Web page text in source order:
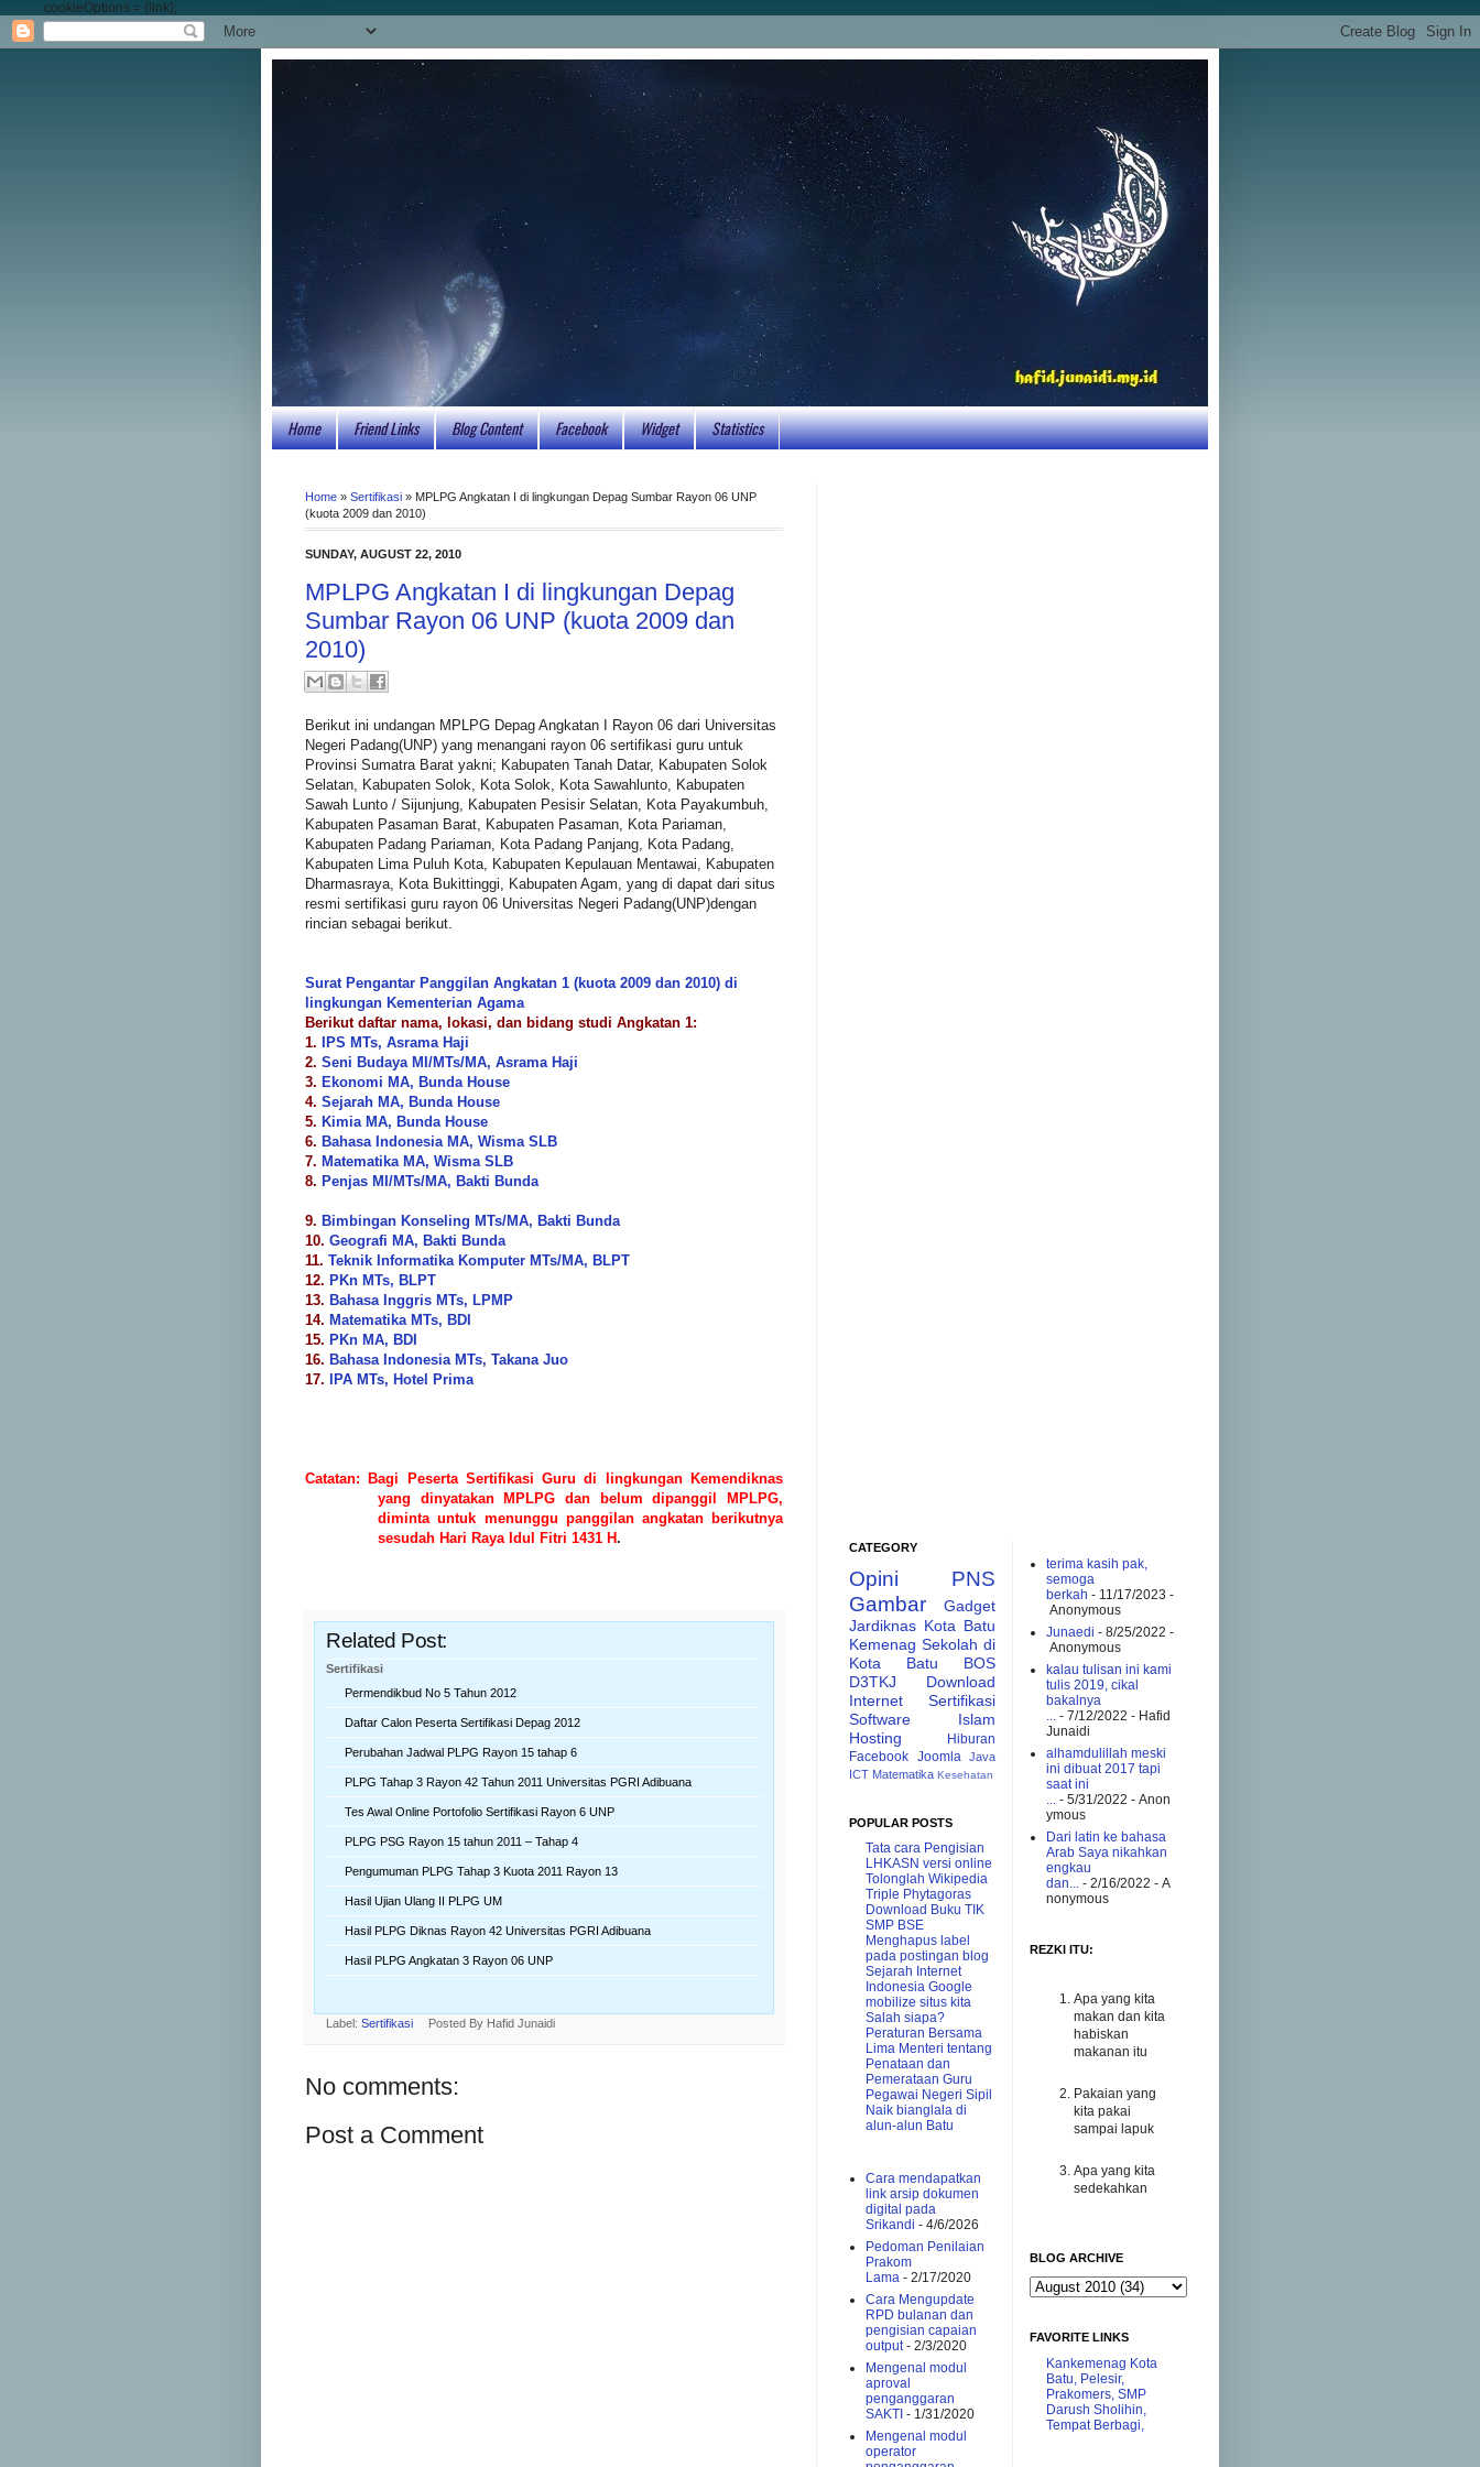
cookieOptions = {link};
Home Friend Links Blog Content Facebook Widget Statistics
Home » Sertifikasi » MPLPG Angkatan I di lingkungan Depag Sumbar Rayon 06 UNP
(kuota 2009 dan 2010)
SUNDAY, AUGUST 22, 2010
MPLPG Angkatan I di lingkungan Depag
Sumbar Rayon 06 UNP (kuota 2009 dan
2010)
Berikut ini undangan MPLPG Depag Angkatan I Rayon 06 dari Universitas
Negeri Padang(UNP) yang menangani rayon 06 sertifikasi guru untuk
Provinsi Sumatra Barat yakni; Kabupaten Tanah Datar, Kabupaten Solok
Selatan, Kabupaten Solok, Kota Solok, Kota Sawahlunto, Kabupaten
Sawah Lunto / Sijunjung, Kabupaten Pesisir Selatan, Kota Payakumbuh,
Kabupaten Pasaman Barat, Kabupaten Pasaman, Kota Pariaman,
Kabupaten Padang Pariaman, Kota Padang Panjang, Kota Padang,
Kabupaten Lima Puluh Kota, Kabupaten Kepulauan Mentawai, Kabupaten
Dharmasraya, Kota Bukittinggi, Kabupaten Agam, yang di dapat dari situs
resmi sertifikasi guru rayon 06 Universitas Negeri Padang(UNP)dengan
rincian sebagai berikut.
Surat Pengantar Panggilan Angkatan 1 (kuota 2009 dan 2010) di
lingkungan Kementerian Agama
Berikut daftar nama, lokasi, dan bidang studi Angkatan 1:
1.
IPS MTs, Asrama Haji
2. Seni Budaya MI/MTs/MA, Asrama Haji
3. Ekonomi MA, Bunda House
4. Sejarah MA, Bunda House
5. Kimia MA, Bunda House
6. Bahasa Indonesia MA, Wisma SLB
7. Matematika MA, Wisma SLB
8. Penjas MI/MTs/MA, Bakti Bunda
9. Bimbingan Konseling MTs/MA, Bakti Bunda
10. Geografi MA, Bakti Bunda
11. Teknik Informatika Komputer MTs/MA, BLPT
12. PKn MTs, BLPT
13. Bahasa Inggris MTs, LPMP
14. Matematika MTs, BDI
15. PKn MA, BDI
16. Bahasa Indonesia MTs, Takana Juo
17.
IPA MTs, Hotel Prima
Catatan: Bagi Peserta Sertifikasi Guru di lingkungan Kemendiknas
yang dinyatakan MPLPG dan belum dipanggil MPLPG,
diminta untuk menunggu panggilan angkatan berikutnya
sesudah Hari Raya Idul Fitri 1431 H.
Related Post:
Sertifikasi
Permendikbud No 5 Tahun 2012
Daftar Calon Peserta Sertifikasi Depag 2012
Perubahan Jadwal PLPG Rayon 15 tahap 6
PLPG Tahap 3 Rayon 42 Tahun 2011 Universitas PGRI Adibuana
Tes Awal Online Portofolio Sertifikasi Rayon 6 UNP
PLPG PSG Rayon 15 tahun 2011 – Tahap 4
Pengumuman PLPG Tahap 3 Kuota 2011 Rayon 13
Hasil Ujian Ulang II PLPG UM
Hasil PLPG Diknas Rayon 42 Universitas PGRI Adibuana
Hasil PLPG Angkatan 3 Rayon 06 UNP
Label: Sertifikasi Posted By Hafid Junaidi
No comments:
Post a Comment
CATEGORY
Opini
PNS
Gambar
Gadget
Jardiknas Kota Batu
Kemenag Sekolah di
Kota Batu
BOS
D3TKJ
Download
Internet
Sertifikasi
Software
Islam
Hosting
Hiburan
Facebook Joomla
Java
ICT Matematika Kesehatan
POPULAR POSTS
Tata cara Pengisian
LHKASN versi online
Tolonglah Wikipedia
Triple Phytagoras
Download Buku TIK
SMP BSE
Menghapus label
pada postingan blog
Sejarah Internet
Indonesia Google
mobilize situs kita
Salah siapa?
Peraturan Bersama
Lima Menteri tentang
Penataan dan
Pemerataan Guru
Pegawai Negeri Sipil
Naik bianglala di
alun-alun Batu
Cara mendapatkan
link arsip dokumen
digital pada
Srikandi - 4/6/2026
Pedoman Penilaian
Prakom
Lama - 2/17/2020
Cara Mengupdate
RPD bulanan dan
pengisian capaian
output- 2/3/2020
Mengenal modul
aproval
penganggaran
SAKTI - 1/31/2020
Mengenal modul
operator
terima kasih pak,
semoga
berkah - 11/17/2023 -
Anonymous
Junaedi - 8/25/2022 -
Anonymous
kalau tulisan ini kami
tulis 2019, cikal
bakalnya
- 7/12/2022 - Hafid
Junaidi
alhamdulillah meski
ini dibuat 2017 tapi
saat ini
- 5/31/2022 - Anon
ymous
Dari latin ke bahasa
Arab Saya nikahkan
engkau
dan...
- 2/16/2022 - A
nonymous
REZKI ITU:
Apa yang kita
makan dan kita
habiskan
makanan itu
Pakaian yang
kita pakai
sampai lapuk
Apa yang kita
sedekahkan
BLOG ARCHIVE
FAVORITE LINKS
Kankemenag Kota
Batu, Pelesir,
Prakomers, SMP
Darush Sholihin,
Tempat Berbagi,